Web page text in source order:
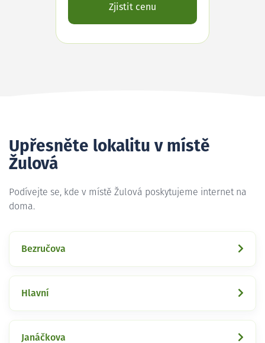
Zjistit cenu
Upřesněte lokalitu v místě
Žulová
Podívejte se, kde v místě Žulová poskytujeme internet na
doma.
Bezručova
Hlavní
Janáčkova